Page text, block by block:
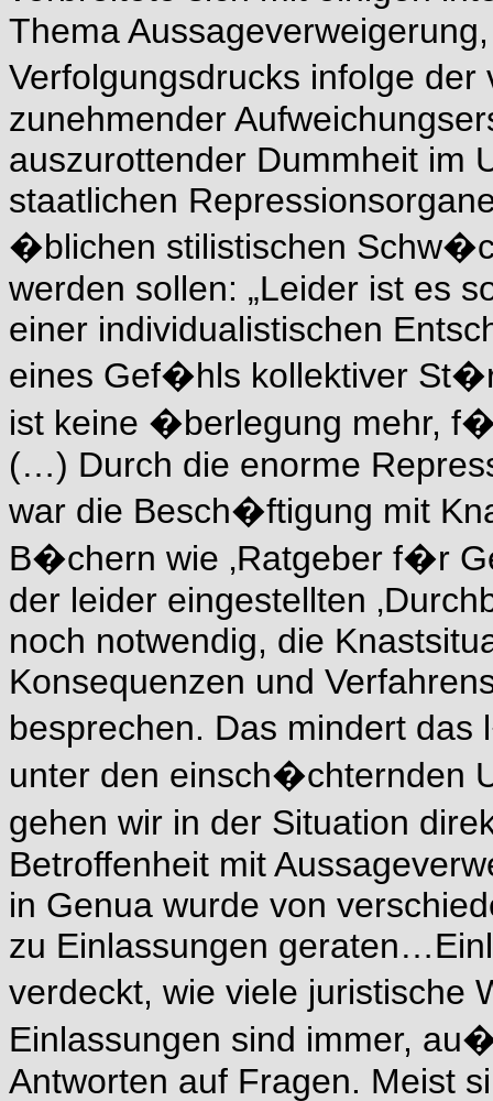
Thema
Verfolgungsdrucks infolge
zunehmender
auszurottender Dummheit im
staatlichen
�blichen stilistischen
werden sollen: „Leider ist es
einer individualistischen
eines Gef�hls kollektiver
ist keine �berlegung mehr,
(…) Durch die enorme
war die Besch�ftigung mit
B�chern wie ‚Ratgeber f�r
der leider eingestellten
noch notwendig, die
Konsequenzen und
besprechen. Das mindert
unter den einsch�chternden
gehen wir in der Situation
Betroffenheit mit
in Genua wurde von
zu Einlassungen
verdeckt, wie viele juristische
Einlassungen sind immer,
Antworten auf Fragen. Meist